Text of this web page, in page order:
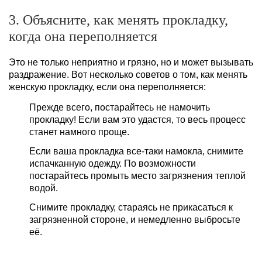
3. Объясните, как менять прокладку,
когда она переполняется
Это не только неприятно и грязно, но и может вызывать
раздражение. Вот несколько советов о том, как менять
женскую прокладку, если она переполняется:
Прежде всего, постарайтесь не намочить
прокладку! Если вам это удастся, то весь процесс
станет намного проще.
Если ваша прокладка все-таки намокла, снимите
испачканную одежду. По возможности
постарайтесь промыть место загрязнения теплой
водой.
Снимите прокладку, стараясь не прикасаться к
загрязненной стороне, и немедленно выбросьте
её.